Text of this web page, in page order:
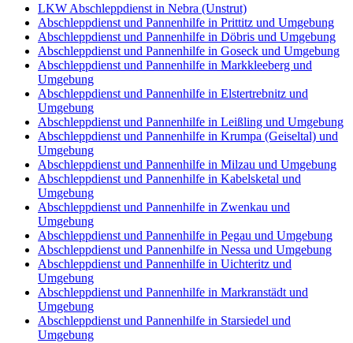
LKW Abschleppdienst in Nebra (Unstrut)
Abschleppdienst und Pannenhilfe in Prittitz und Umgebung
Abschleppdienst und Pannenhilfe in Döbris und Umgebung
Abschleppdienst und Pannenhilfe in Goseck und Umgebung
Abschleppdienst und Pannenhilfe in Markkleeberg und
Umgebung
Abschleppdienst und Pannenhilfe in Elstertrebnitz und
Umgebung
Abschleppdienst und Pannenhilfe in Leißling und Umgebung
Abschleppdienst und Pannenhilfe in Krumpa (Geiseltal) und
Umgebung
Abschleppdienst und Pannenhilfe in Milzau und Umgebung
Abschleppdienst und Pannenhilfe in Kabelsketal und
Umgebung
Abschleppdienst und Pannenhilfe in Zwenkau und
Umgebung
Abschleppdienst und Pannenhilfe in Pegau und Umgebung
Abschleppdienst und Pannenhilfe in Nessa und Umgebung
Abschleppdienst und Pannenhilfe in Uichteritz und
Umgebung
Abschleppdienst und Pannenhilfe in Markranstädt und
Umgebung
Abschleppdienst und Pannenhilfe in Starsiedel und
Umgebung